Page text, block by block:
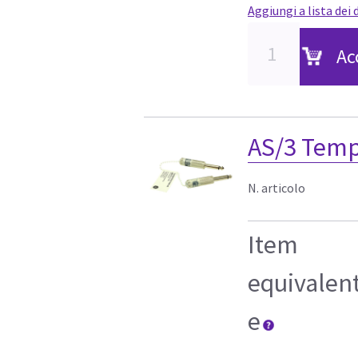
Aggiungi a lista dei
AS/3
N. articolo
Item
e